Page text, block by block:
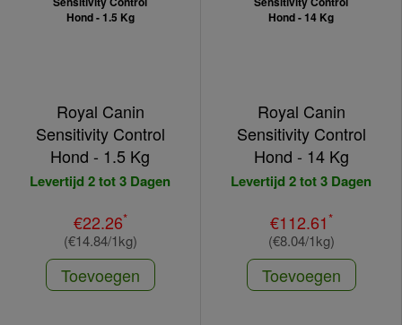
Royal Canin
Sensitivity Control
Hond - 1.5 Kg
Levertijd 2 tot 3 Dagen
€22.26*
(€14.84/1kg)
Toevoegen
Royal Canin
Sensitivity Control
Hond - 14 Kg
Levertijd 2 tot 3 Dagen
€112.61*
(€8.04/1kg)
Toevoegen